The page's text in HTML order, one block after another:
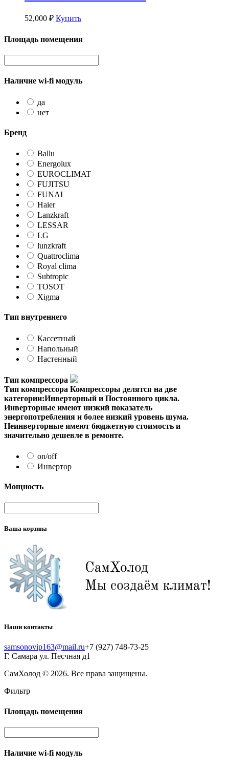
52,000 ₽ Купить
Площадь помещения
Наличие wi-fi модуль
да
нет
Бренд
Ballu
Energolux
EUROCLIMAT
FUJITSU
FUNAI
Haier
Lanzkraft
LESSAR
LG
lunzkraft
Quattroclima
Royal clima
Subtropic
TOSOT
Xigma
Тип внутреннего
Кассетный
Напольный
Настенный
Тип компрессора
Тип компрессора Компрессоры делятся на две
категории:Инверторный и Постоянного цикла.
Инверторные имеют низкий показатель
энергопотребления и более низкий уровень шума.
Неинверторные имеют бюджетную стоимость и
значительно дешевле в ремонте.
on/off
Инвертор
Мощность
Ваша корзина
Наши контакты
samsonovip163@mail.ru+7 (927) 748-73-25
Г. Самара ул. Песчная д1
СамХолод © 2026. Все права защищены.
Фильтр
Площадь помещения
Наличие wi-fi модуль